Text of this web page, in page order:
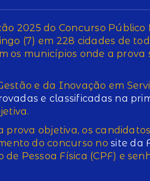
2025 do Concurso Público
(7) em 228 cidades de
os municípios onde a prova
e da Inovação em
e classificadas na
objetiva, os
do concurso nosite da
Pessoa Física (CPF) e